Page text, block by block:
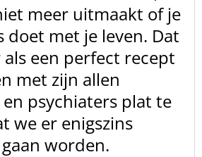
meer uitmaakt of je
doet met je leven. Dat
een perfect recept
met zijn allen
psychiaters plat te
we er enigszins
worden.